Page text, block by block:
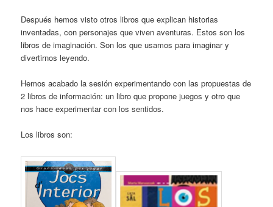
Después hemos visto otros libros que explican historias
inventadas, con personajes que viven aventuras. Estos son los
libros de imaginación. Son los que usamos para imaginar y
divertirnos leyendo.
Hemos acabado la sesión experimentando con las propuestas de
2 libros de información: un libro que propone juegos y otro que
nos hace experimentar con los sentidos.
Los libros son: